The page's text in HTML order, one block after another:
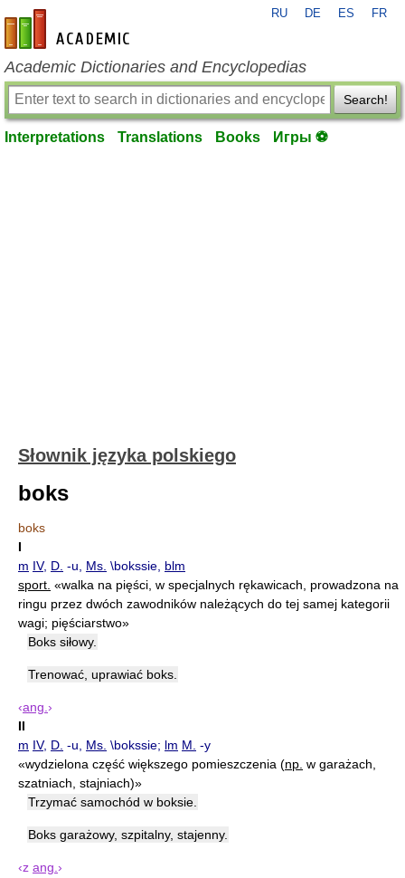
en-academic.com
RU DE ES FR
Academic Dictionaries and Encyclopedias
Search!
Interpretations Translations Books Игры ⚽
Słownik języka polskiego
boks
boks
I
m IV, D. -u, Ms. \bokssie, blm
sport. «walka na pięści, w specjalnych rękawicach, prowadzona na
ringu przez dwóch zawodników należących do tej samej kategorii
wagi; pięściarstwo»
Boks siłowy.
Trenować, uprawiać boks.
‹ang. ›
II
m IV, D. -u, Ms. \bokssie; lm M. -y
«wydzielona część większego pomieszczenia (np. w garażach,
szatniach, stajniach)»
Trzymać samochód w boksie.
Boks garażowy, szpitalny, stajenny.
‹z ang. ›